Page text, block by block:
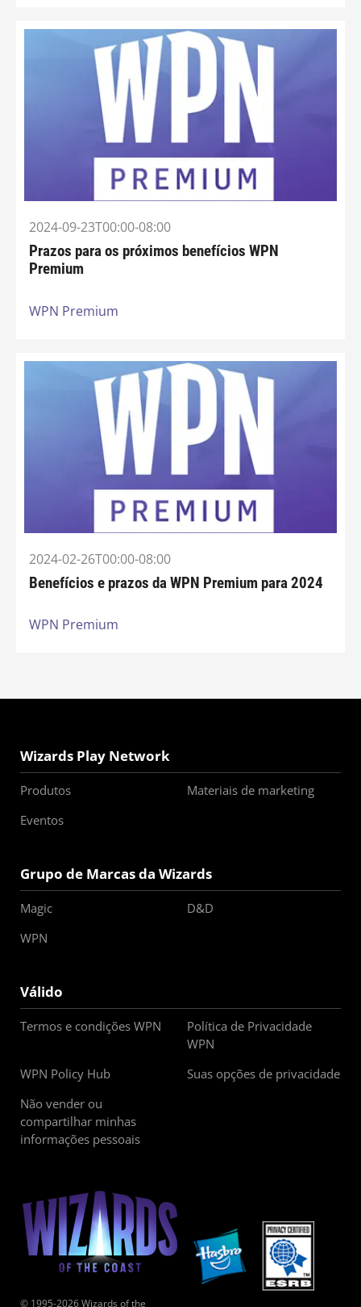
2024-09-23T00:00-08:00
Prazos para os próximos benefícios WPN
Premium
WPN Premium
2024-02-26T00:00-08:00
Benefícios e prazos da WPN Premium para 2024
WPN Premium
Wizards Play Network
Produtos
Materiais de marketing
Eventos
Grupo de Marcas da Wizards
Magic
D&D
WPN
Válido
Termos e condições WPN
Política de Privacidade
WPN
WPN Policy Hub
Suas opções de privacidade
Não vender ou
compartilhar minhas
informações pessoais
© 1995-2026 Wizards of the